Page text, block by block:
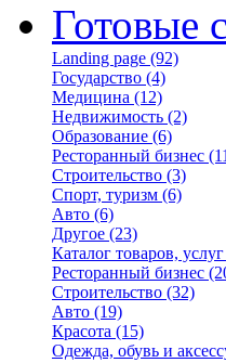
Готовые
Landing page (92)
Государство (4)
Медицина (12)
Недвижимость (2)
Образование (6)
Ресторанный бизнес
Строительство (3)
Спорт, туризм (6)
Авто (6)
Другое (23)
Каталог товаров, услуг
Ресторанный бизнес
Строительство (32)
Авто (19)
Красота (15)
Одежда, обувь и